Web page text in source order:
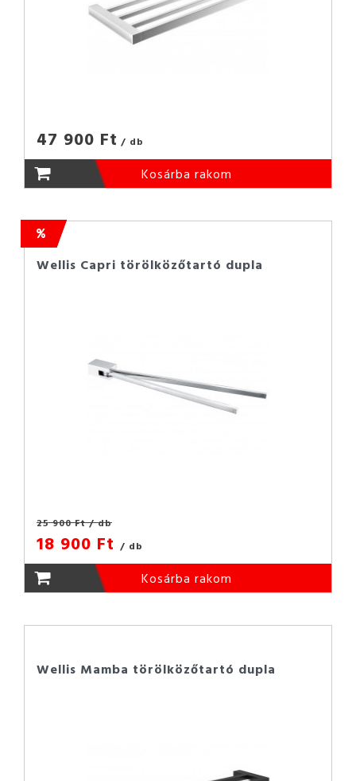
47 900 Ft / db
Kosárba rakom
Wellis Capri törölközőtartó dupla
25 900 Ft/ db
18 900 Ft / db
Kosárba rakom
Wellis Mamba törölközőtartó dupla